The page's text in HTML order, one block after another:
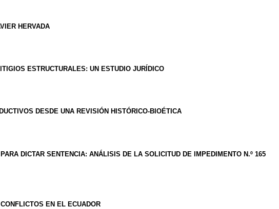
HERVADA
ESTRUCTURALES: UN ESTUDIO JURÍDICO
DESDE UNA REVISIÓN HISTÓRICO-BIOÉTICA
DICTAR SENTENCIA: ANÁLISIS DE LA SOLICITUD DE IMPEDIMENTO N.º 165
EN EL ECUADOR